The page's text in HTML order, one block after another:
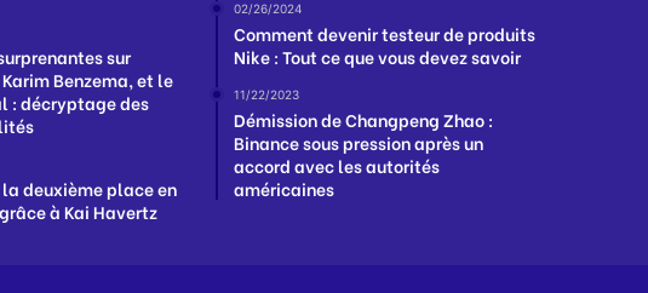
sur
Benzema, et le
: décryptage des
deuxième place en
à Kai Havertz
02/26/2024
Comment devenir testeur de produits
Nike : Tout ce que vous devez savoir
11/22/2023
Démission de Changpeng Zhao :
Binance sous pression après un
accord avec les autorités
américaines